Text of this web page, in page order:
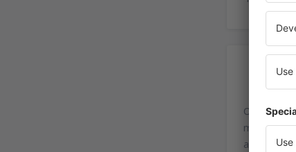
O
minutos é
ainda dois